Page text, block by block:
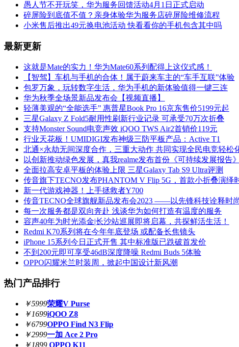
愚人节不开玩笑，华为服务回馈活动4月1日正式启动
碎屏险到底值不值？亲身体验华为服务店碎屏险维修流程
小米售后推出49元换电池活动 快看看你的手机包含其中吗
最新更新
这就是Mate的实力！华为Mate60系列配得上这仪式感！
【智驾】车机与手机的合体！属于蔚来车主的“车手互联”体验
包罗万象，玩转数字生活，华为手机的新体验值得一键三连
华为秋季全场景新品发布会【视频直播】
轻薄美观的“全能选手” 惠普星Book Pro 16京东售价5199元起
三星Galaxy Z Fold5耐用性刷新行业记录 可承受70万次折叠
支持Monster Sound电竞声效 iQOO TWS Air2首销价119元
行业天花板！UMIDIGI发布神级三防平板产品：Active T1
北通×永劫无间深度合作，三重大动作 共同实现全民电竞轻松
以创新推动绿色发展，真我realme发布首份《可持续发展报告》
全面拉高安卓平板的体验上限 三星Galaxy Tab S9 Ultra评测
传音旗下TECNO发布PHANTOM V Flip 5G，首款小折叠演绎
新一代游戏神器！上手拯救者Y700
传音TECNO全球旗舰新品发布会2023 ——以先锋科技诠释时
每一次服务都是双向奔赴 浅谈华为如何打造有温度的服务
容声40年为时光添金|长沙站巡展即将启幕，共探鲜活生活！
Redmi K70系列将在今年年底登场 或配备长焦镜头
iPhone 15系列今日正式开售 其中标准版已跌破首发价
不到200元即可享受46dB深度降噪 Redmi Buds 5体验
OPPO闪耀米兰时装周，掀起中国设计新风潮
热门产品排行
￥5999荣耀V Purse
￥1699iQOO Z8
￥6799OPPO Find N3 Flip
￥2999一加 Ace 2 Pro
￥1899 OPPO K11